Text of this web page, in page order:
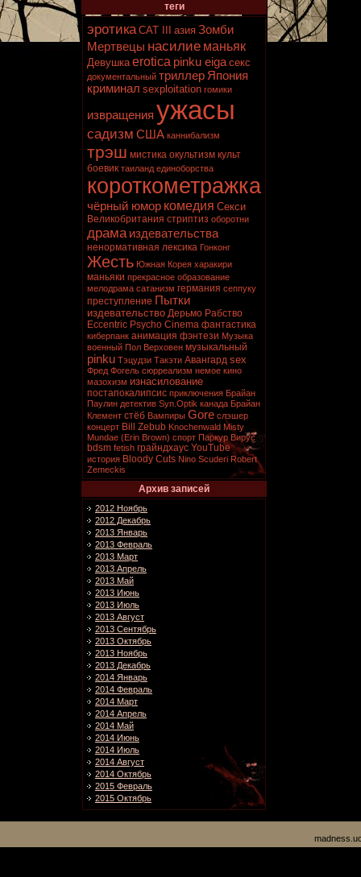
теги
эротика CAT III азия Зомби
Мертвецы насилие маньяк
Девушка erotica pinku eiga секс
документальный триллер Япония
криминал sexploitation гомики
извращения ужасы
садизм США каннибализм
трэш мистика окультизм культ
боевик таиланд единоборства
короткометражка
чёрный юмор комедия Секси
Великобритания стриптиз оборотни
драма издевательства
ненормативная лексика Гонконг
Жесть Южная Корея харакири
маньяки прекрасное образование
мелодрама сатанизм германия сеппуку
преступление Пытки
издевательство Дерьмо Рабство
Eccentric Psycho Cinema фантастика
киберпанк анимация фэнтези Музыка
военный Пол Верховен музыкальный
pinku Тэцудзи Такэти Авангард sex
Фред Фогель сюрреализм немое кино
мазохизм изнасилование
постапокалипсис приключения Брайан
Паулин детектив Syn.Optik канада Брайан
Клемент стёб Вампиры Gore слэшер
концерт Bill Zebub Knochenwald Misty
Mundae (Erin Brown) спорт Паркур Вирус
bdsm fetish грайндхаус YouTube
история Bloody Cuts Nino Scuderi Robert
Zemeckis
Архив записей
2012 Ноябрь
2012 Декабрь
2013 Январь
2013 Февраль
2013 Март
2013 Апрель
2013 Май
2013 Июнь
2013 Июль
2013 Август
2013 Сентябрь
2013 Октябрь
2013 Ноябрь
2013 Декабрь
2014 Январь
2014 Февраль
2014 Март
2014 Апрель
2014 Май
2014 Июнь
2014 Июль
2014 Август
2014 Октябрь
2015 Февраль
2015 Октябрь